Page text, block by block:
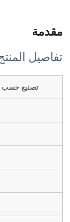
مقدمة
تفاصيل
تصنيع